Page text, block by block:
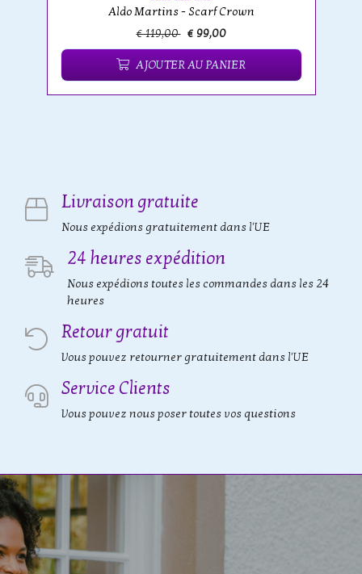
Aldo Martins - Scarf Crown
€ 119,00 € 99,00
AJOUTER AU PANIER
Livraison gratuite
Nous expédions gratuitement dans l'UE
24 heures expédition
Nous expédions toutes les commandes dans les 24
heures
Retour gratuit
Vous pouvez retourner gratuitement dans l'UE
Service Clients
Vous pouvez nous poser toutes vos questions